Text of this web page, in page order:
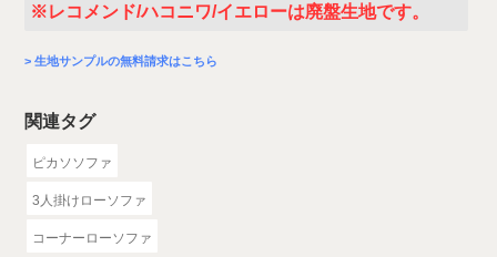
※レコメンド/ハコニワ/イエローは廃盤生地です。
生地サンプルの無料請求はこちら
関連タグ
ピカソソファ
3人掛けローソファ
コーナーローソファ